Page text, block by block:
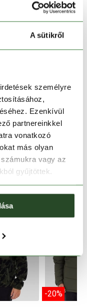
A sütikről
személyre
Ezenkívül
partnereinkkel
vonatkozó
más olyan
vagy az
gyűjtöttek.
Foglalás
-20%